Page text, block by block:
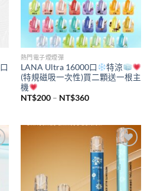
口
熱門電子煙煙彈
LANA Ultra 16000口
特涼
(特規磁吸一次性)買二顆送一根主
機
NT$200 – NT$360價
NT$200
到
NT$360
Add to
wishlist